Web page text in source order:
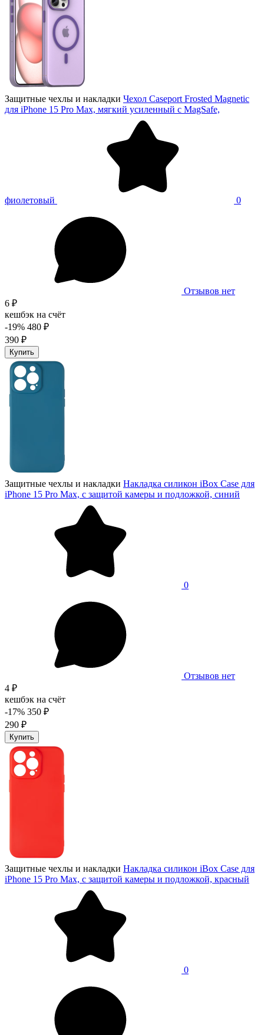
Защитные чехлы и накладки Чехол Caseport Frosted Magnetic
для iPhone 15 Pro Max, мягкий усиленный с MagSafe,
фиолетовый 0
Отзывов нет
6 ₽
кешбэк на счёт
-19% 480 ₽
390 ₽
Купить
Защитные чехлы и накладки Накладка силикон iBox Case для
iPhone 15 Pro Max, с защитой камеры и подложкой, синий
0
Отзывов нет
4 ₽
кешбэк на счёт
-17% 350 ₽
290 ₽
Купить
Защитные чехлы и накладки Накладка силикон iBox Case для
iPhone 15 Pro Max, с защитой камеры и подложкой, красный
0